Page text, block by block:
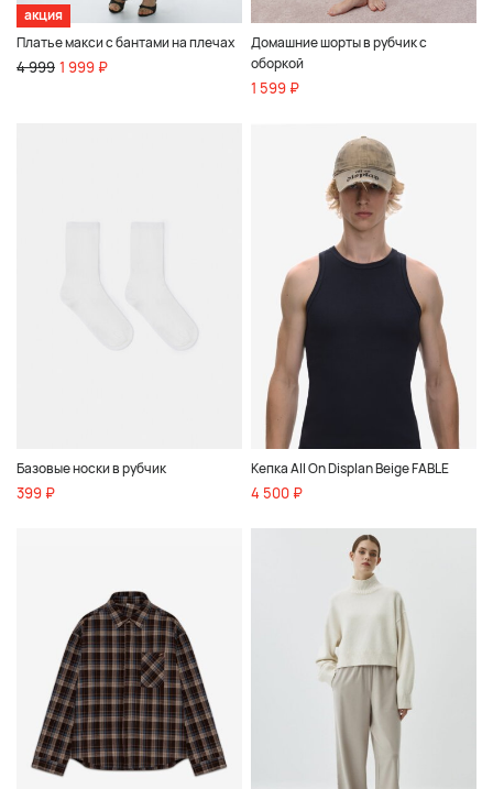
акция
Платье макси с бантами на плечах
4 999 1 999 ₽
Домашние шорты в рубчик с
оборкой
1 599 ₽
Базовые носки в рубчик
399 ₽
Кепка All On Displan Beige FABLE
4 500 ₽